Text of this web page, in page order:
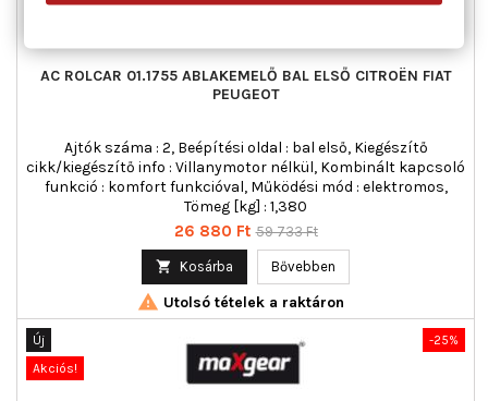
AC ROLCAR 01.1755 ABLAKEMELŐ BAL ELSŐ CITROËN FIAT
PEUGEOT
Ajtók száma : 2, Beépítési oldal : bal első, Kiegészítő
cikk/kiegészítő info : Villanymotor nélkül, Kombinált kapcsoló
funkció : komfort funkcióval, Működési mód : elektromos,
Tömeg [kg] : 1,380
Ár
26 880 Ft Normál
59 733 Ft
 Kosárba Bővebben
 Utolsó tételek a raktáron
-25%
Új
Akciós!